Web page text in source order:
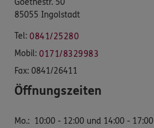
Goethestr. 50
85055 Ingolstadt
Tel: 0841/25280
Mobil: 0171/8329983
Fax: 0841/26411
Öffnungszeiten
Mo.: 10:00 - 12:00 und 14:00 - 17:00